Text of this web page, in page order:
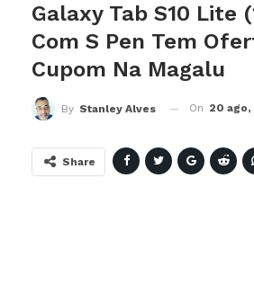
Galaxy Tab S10 Lite
Com S Pen Tem
Cupom Na Magalu
By Stanley Alves On 20 ago,
Share